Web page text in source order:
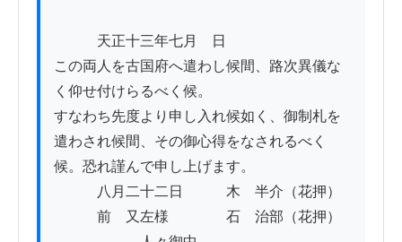
天正十三年七月　日
この両人を古国府へ遣わし候間、路次異儀な
く仰せ付けらるべく候。
すなわち先度より申し入れ候如く、御制札を
遣わされ候間、その御心得をなされるべく
候。恐れ謹んで申し上げます。
八月二十二日　　　木　半介（花押）
前　又左様　　　　石　治部（花押）